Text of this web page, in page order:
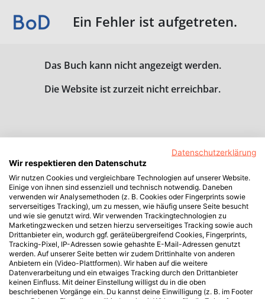
Ein Fehler ist aufgetreten.
Das Buch kann nicht angezeigt werden.
Die Website ist zurzeit nicht erreichbar.
Datenschutzerklärung
Wir respektieren den Datenschutz
Wir nutzen Cookies und vergleichbare Technologien auf unserer Website.
Einige von ihnen sind essenziell und technisch notwendig. Daneben
verwenden wir Analysemethoden (z. B. Cookies oder Fingerprints sowie
serverseitiges Tracking), um zu messen, wie häufig unsere Seite besucht
und wie sie genutzt wird. Wir verwenden Trackingtechnologien zu
Marketingzwecken und setzen hierzu serverseitiges Tracking sowie auch
Drittanbieter ein, wodurch ggf. geräteübergreifend Cookies, Fingerprints,
Tracking-Pixel, IP-Adressen sowie gehashte E-Mail-Adressen genutzt
werden. Auf unserer Seite betten wir zudem Drittinhalte von anderen
Anbietern ein (Video-Plattformen). Wir haben auf die weitere
Datenverarbeitung und ein etwaiges Tracking durch den Drittanbieter
keinen Einfluss. Mit deiner Einstellung willigst du in die oben
beschriebenen Vorgänge ein. Du kannst deine Einwilligung (z. B. im Footer